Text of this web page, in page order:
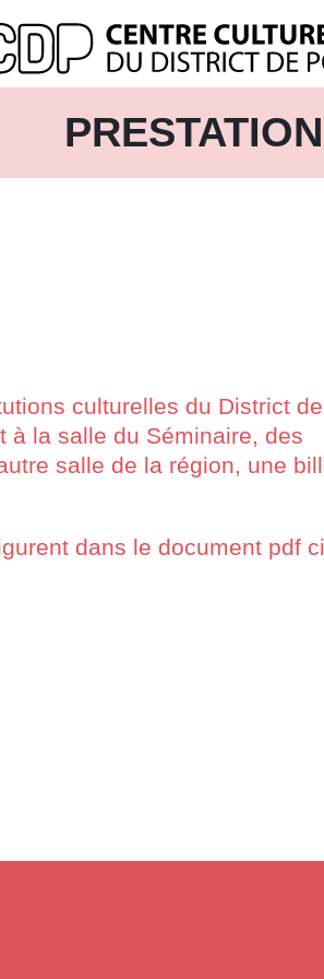
culturelles du District de
à la salle du Séminaire, des
salle de la région, une
dans le document pdf